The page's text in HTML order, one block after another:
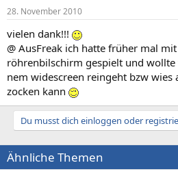
28. November 2010
vielen dank!!!
@ AusFreak ich hatte früher mal
röhrenbilschirm gespielt und wollte
nem widescreen reingeht bzw wies
zocken kann
Du musst dich einloggen oder
Ähnliche Themen